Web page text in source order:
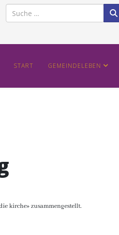
Suchen
START GEMEINDELEBEN
kirche» zusammengestellt.